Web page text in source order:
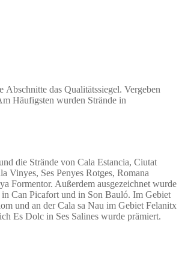
das Qualitätssiegel. Vergeben
Häufigsten wurden Strände in
die Strände von Cala Estancia, Ciutat
Vinyes, Ses Penyes Rotges, Romana
Formentor. Außerdem ausgezeichnet wurde
Can Picafort und in Son Bauló. Im Gebiet
und an der Cala sa Nau im Gebiet Felanitx
Es Dolc in Ses Salines wurde prämiert.